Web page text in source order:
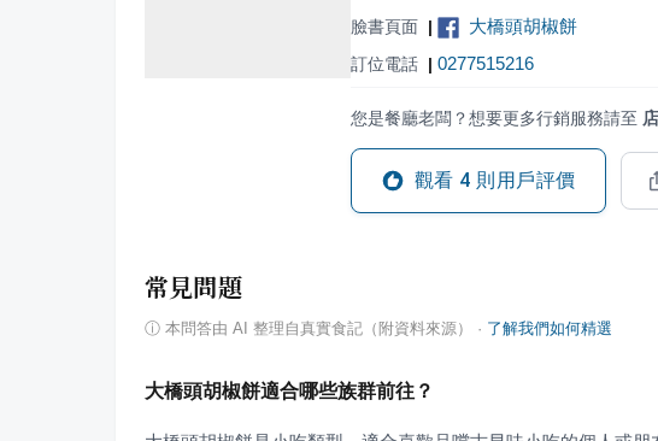
臉書頁面 | 大橋頭胡椒餅
訂位電話 | 0277515216
您是餐廳老闆？想要更多行銷服務請至
觀看 4 則用戶評價
常見問題
ⓘ 本問答由 AI 整理自真實食記（附資料來源） · 了解我們如何精選
大橋頭胡椒餅適合哪些族群前往？